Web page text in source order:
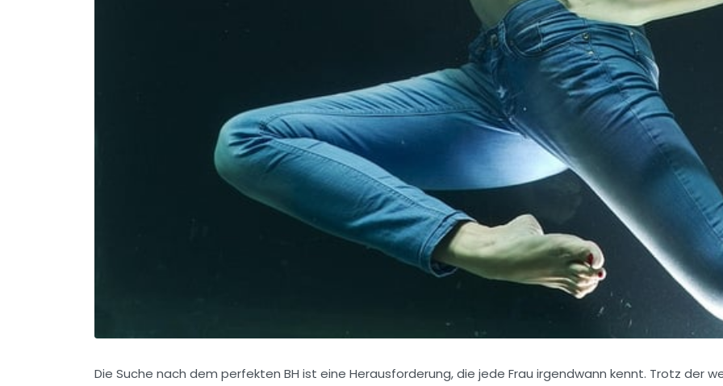
Die Suche nach dem perfekten BH ist eine Herausforderung, die jede Frau irgendwann kennt. Trotz der